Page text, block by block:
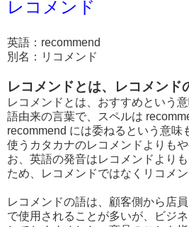
レコメンド
英語：recommend
別名：リコメンド
レコメンドとは、レコメンド
レコメンドとは、おすすめという
語由来の言葉で、スペルは
recommend には委ねるという意味
使うカタカナのレコメンドよりも
お、英語の発音はレコメンドより
ため、レコメンドではなくリコメン
レコメンドの語は、顧客側から店
で使用されることが多いが、ビジ